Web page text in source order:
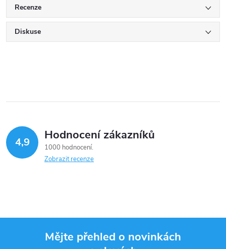
Recenze
Diskuse
4,9 Hodnocení zákazníků
1000 hodnocení
Zobrazit recenze
Mějte přehled o novinkách